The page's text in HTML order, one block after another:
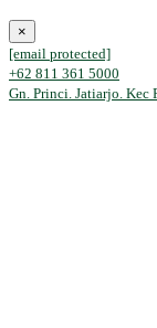
×
[email protected]
+62 811 361 5000
Gn. Princi. Jatiarjo. Kec